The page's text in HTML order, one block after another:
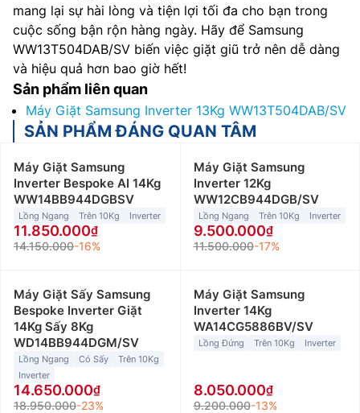
mang lại sự hài lòng và tiện lợi tối đa cho bạn trong
cuộc sống bận rộn hàng ngày. Hãy để Samsung
WW13T504DAB/SV biến việc giặt giũ trở nên dễ dàng
và hiệu quả hơn bao giờ hết!
Sản phẩm liên quan
Máy Giặt Samsung Inverter 13Kg WW13T504DAB/SV
SẢN PHẨM ĐÁNG QUAN TÂM
Máy Giặt Samsung
Inverter Bespoke AI 14Kg
WW14BB944DGBSV
Lồng Ngang Trên 10Kg Inverter
11.850.000
14.150.000-16%
Máy Giặt Samsung
Inverter 12Kg
WW12CB944DGB/SV
Lồng Ngang Trên 10Kg Inverter
9.500.000
11.500.000-17%
Máy Giặt Sấy Samsung
Bespoke Inverter Giặt
14Kg Sấy 8Kg
WD14BB944DGM/SV
Lồng Ngang Có Sấy
Trên 10Kg
Inverter
14.650.000
18.950.000-23%
Máy Giặt Samsung
Inverter 14Kg
WA14CG5886BV/SV
Lồng Đứng Trên 10Kg Inverter
8.050.000
9.200.000-13%